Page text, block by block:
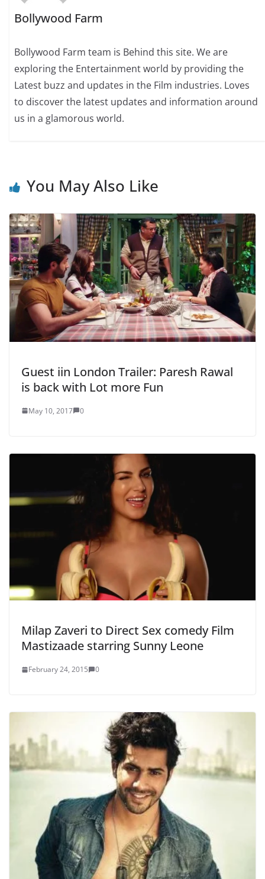
Bollywood Farm
Bollywood Farm team is Behind this site. We are
exploring the Entertainment world by providing the
Latest buzz and updates in the Film industries. Loves
to discover the latest updates and information around
us in a glamorous world.
You May Also Like
Guest iin London Trailer: Paresh Rawal
is back with Lot more Fun
May 10, 2017 0
Milap Zaveri to Direct Sex comedy Film
Mastizaade starring Sunny Leone
February 24, 2015 0